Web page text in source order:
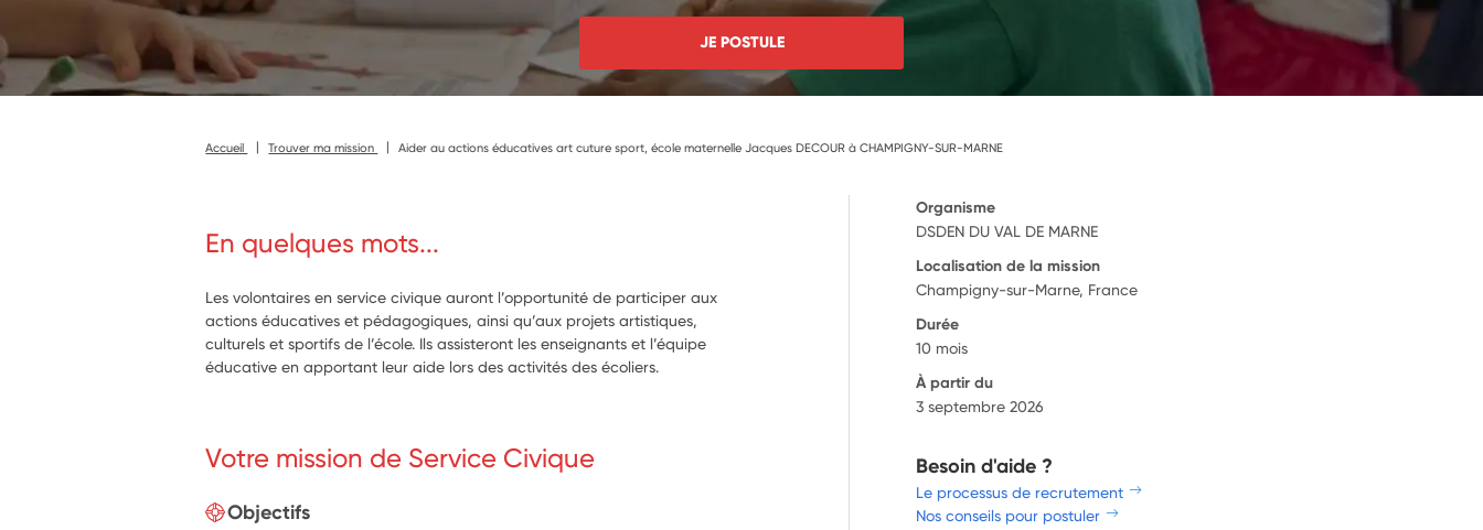
JE POSTULE
Accueil Trouver ma mission Aider au actions éducatives art cuture sport, école maternelle Jacques DECOUR à CHAMPIGNY-SUR-MARNE
En quelques mots...
Les volontaires en service civique auront l’opportunité de participer aux
actions éducatives et pédagogiques, ainsi qu’aux projets artistiques,
culturels et sportifs de l’école. Ils assisteront les enseignants et l’équipe
éducative en apportant leur aide lors des activités des écoliers.
Votre mission de Service Civique
Objectifs
Organisme
DSDEN DU VAL DE MARNE
Localisation de la mission
Champigny-sur-Marne, France
Durée
10 mois
À partir du
3 septembre 2026
Besoin d'aide ?
Le processus de recrutement
Nos conseils pour postuler